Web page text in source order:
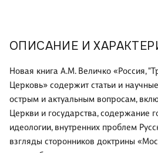
ОПИСАНИЕ И
Новая книга A.M. Величко «Россия,
Церковь» содержит статьи и
острым и актуальным вопросам,
Церкви и государства, содержание
идеологии, внутренних проблем
взгляды сторонников доктрины